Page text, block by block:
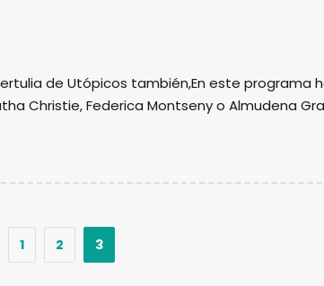
de Utópicos también,En este programa
Christie, Federica Montseny o Almudena
1 2 3